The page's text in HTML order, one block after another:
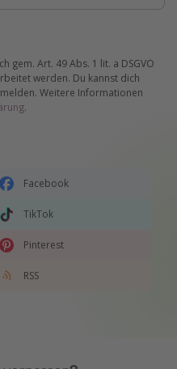
gem. Art. 49 Abs. 1 lit. a DSGVO
werden. Du kannst dich
Weitere Informationen
.
Facebook
TikTok
Pinterest
RSS